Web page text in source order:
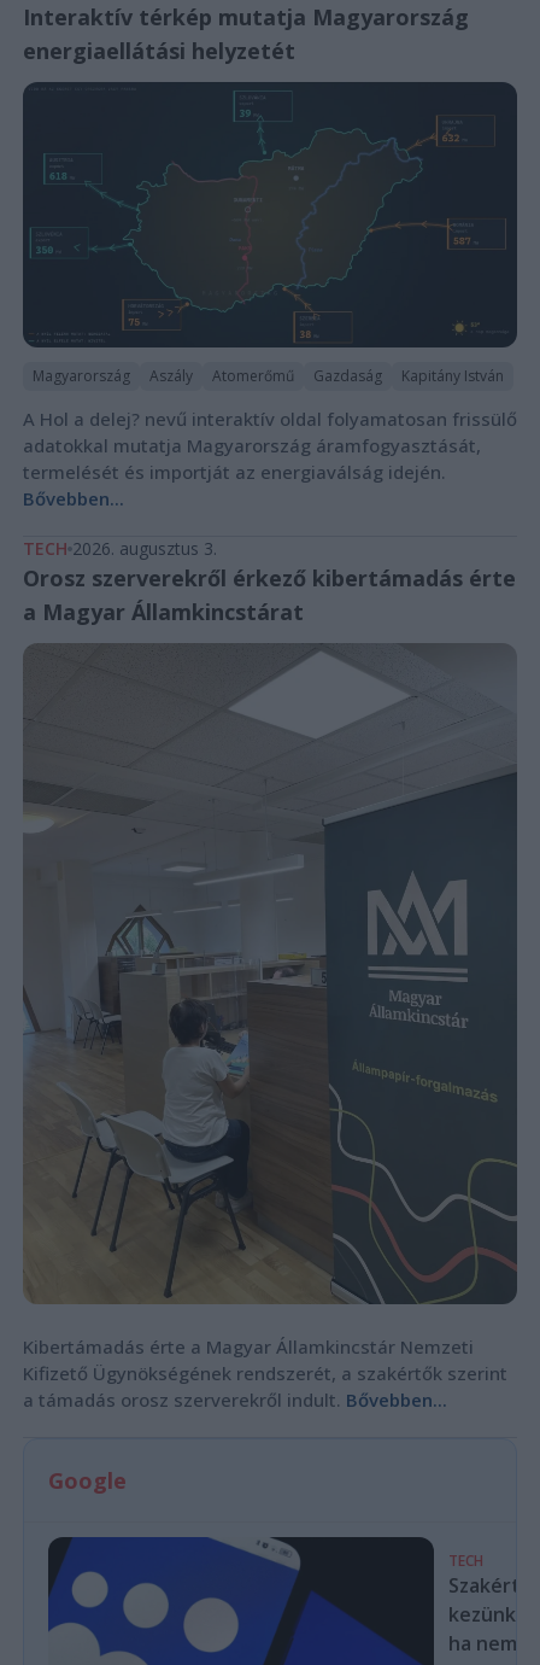
Interaktív térkép mutatja Magyarország
energiaellátási helyzetét
Magyarország Aszály Atomerőmű Gazdaság Kapitány István
A Hol a delej? nevű interaktív oldal folyamatosan frissülő
adatokkal mutatja Magyarország áramfogyasztását,
termelését és importját az energiaválság idején.
Bővebben...
TECH 2026. augusztus 3.
Orosz szerverekről érkező kibertámadás érte
a Magyar Államkincstárat
Kibertámadás érte a Magyar Államkincstár Nemzeti
Kifizető Ügynökségének rendszerét, a szakértők szerint
a támadás orosz szerverekről indult. Bővebben...
Google
TECH
ha nem